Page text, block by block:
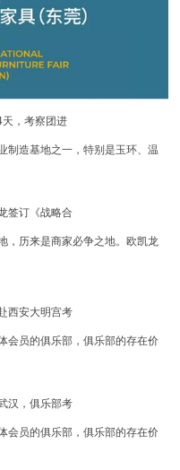
天，考察团进
制造基地之一，特别是玉环、温
签订《战略合
，历来是商家必争之地。欧凯龙
西安大明宫考
会员的俱乐部，俱乐部的存在价
汉，俱乐部考
会员的俱乐部，俱乐部的存在价